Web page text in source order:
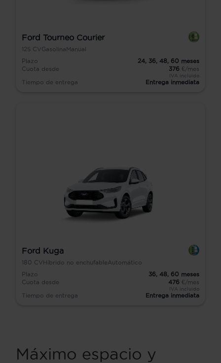
Ford Tourneo Courier
125 CVGasolina Manual
Plazo
24, 36, 48, 60 meses
Cuota desde
376 €/mes
IVA incluido
Tiempo de entrega Entrega inmediata
Ford Kuga
180 CVHíbrido no enchufableAutomático
Plazo
36, 48, 60 meses
Cuota desde
476 €/mes
IVA incluido
Tiempo de entrega Entrega inmediata
Máximo espacio y